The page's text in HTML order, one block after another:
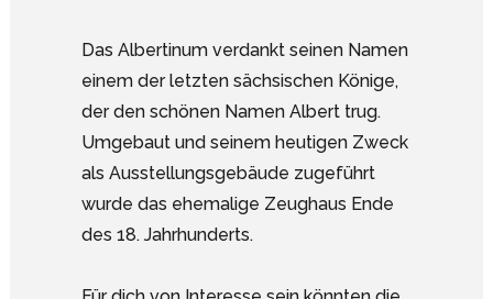
Das Albertinum verdankt seinen Namen
einem der letzten sächsischen Könige,
der den schönen Namen Albert trug.
Umgebaut und seinem heutigen Zweck
als Ausstellungsgebäude zugeführt
wurde das ehemalige Zeughaus Ende
des 18. Jahrhunderts.